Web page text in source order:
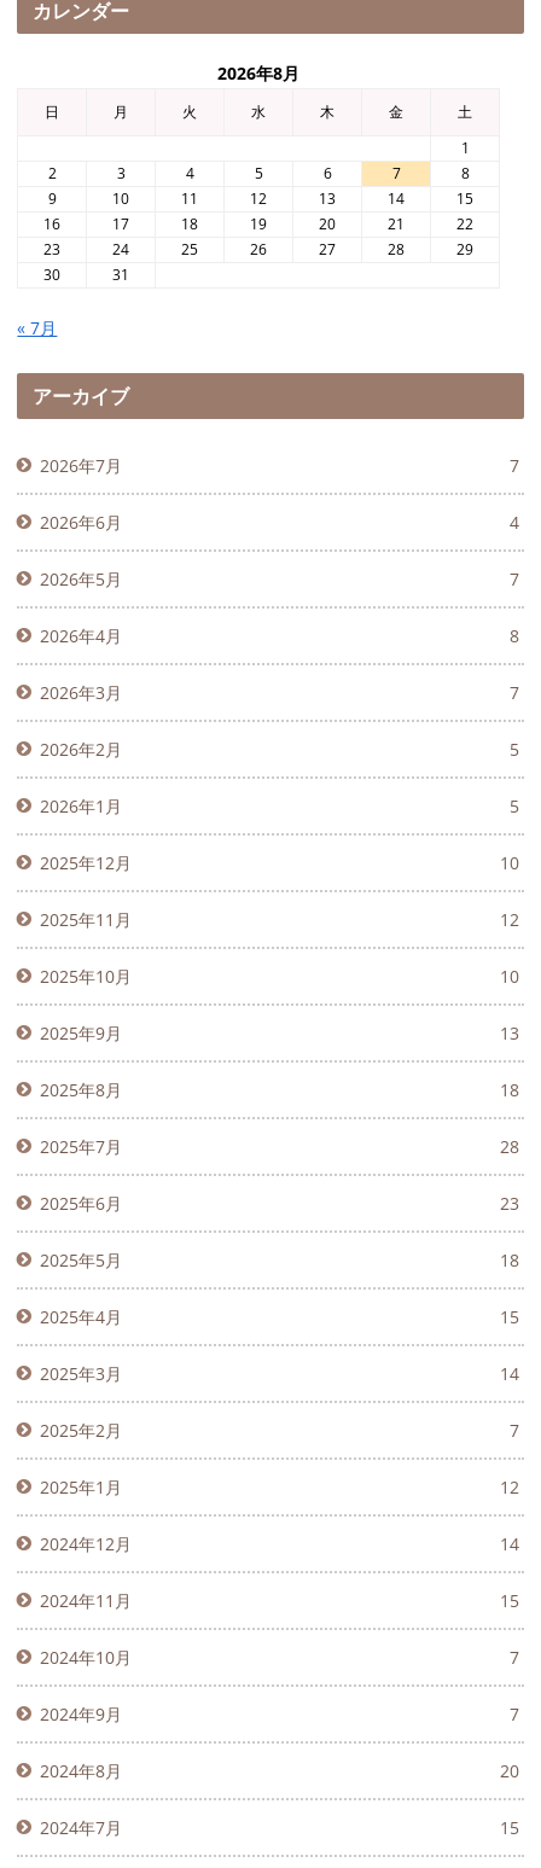
カレンダー
2026年8月
日 月 火 水 木 金
土
1
2
3 4 5 6 7
8
9
10 11 12 13 14
15
16
17 18 19 20 21
22
23
24 25 26 27 28
29
30
31
« 7月
アーカイブ
2026年7月 7
2026年6月 4
2026年5月 7
2026年4月 8
2026年3月 7
2026年2月 5
2026年1月 5
2025年12月 10
2025年11月 12
2025年10月 10
2025年9月 13
2025年8月 18
2025年7月 28
2025年6月 23
2025年5月 18
2025年4月 15
2025年3月 14
2025年2月 7
2025年1月 12
2024年12月 14
2024年11月 15
2024年10月 7
2024年9月 7
2024年8月 20
2024年7月 15